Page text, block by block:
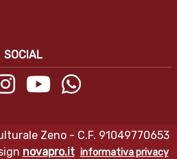
SOCIAL
Zeno - C.F. 91049770653
novapro.it informativa privacy